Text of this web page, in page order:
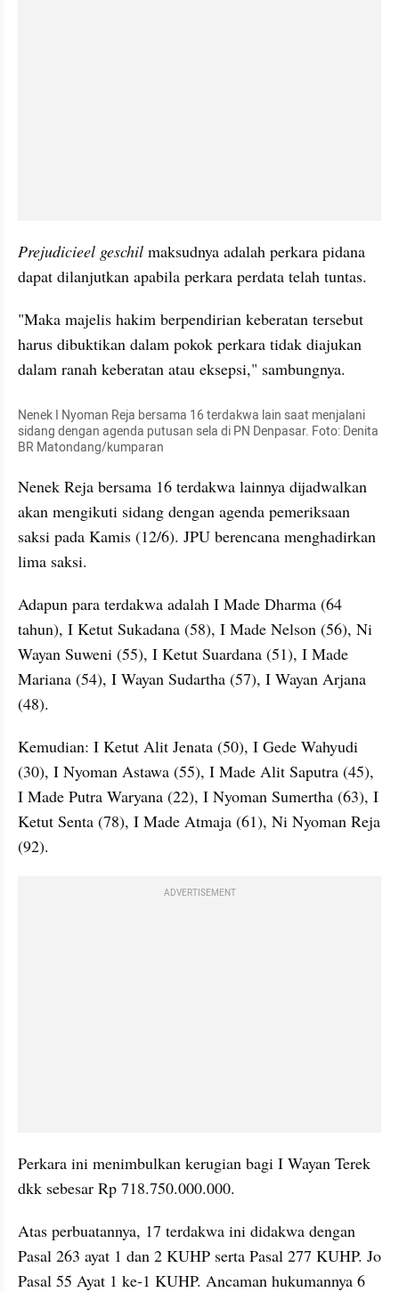
Prejudicieel geschil maksudnya adalah perkara pidana
dapat dilanjutkan apabila perkara perdata telah tuntas.
"Maka majelis hakim berpendirian keberatan tersebut
harus dibuktikan dalam pokok perkara tidak diajukan
dalam ranah keberatan atau eksepsi," sambungnya.
Nenek I Nyoman Reja bersama 16 terdakwa lain saat menjalani
sidang dengan agenda putusan sela di PN Denpasar. Foto: Denita
BR Matondang/kumparan
Nenek Reja bersama 16 terdakwa lainnya dijadwalkan
akan mengikuti sidang dengan agenda pemeriksaan
saksi pada Kamis (12/6). JPU berencana menghadirkan
lima saksi.
Adapun para terdakwa adalah I Made Dharma (64
tahun), I Ketut Sukadana (58), I Made Nelson (56), Ni
Wayan Suweni (55), I Ketut Suardana (51), I Made
Mariana (54), I Wayan Sudartha (57), I Wayan Arjana
(48).
Kemudian: I Ketut Alit Jenata (50), I Gede Wahyudi
(30), I Nyoman Astawa (55), I Made Alit Saputra (45),
I Made Putra Waryana (22), I Nyoman Sumertha (63), I
Ketut Senta (78), I Made Atmaja (61), Ni Nyoman Reja
(92).
ADVERTISEMENT
Perkara ini menimbulkan kerugian bagi I Wayan Terek
dkk sebesar Rp 718.750.000.000.
Atas perbuatannya, 17 terdakwa ini didakwa dengan
Pasal 263 ayat 1 dan 2 KUHP serta Pasal 277 KUHP. Jo
Pasal 55 Ayat 1 ke-1 KUHP. Ancaman hukumannya 6